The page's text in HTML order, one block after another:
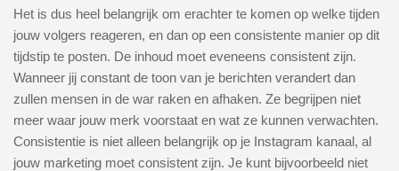
Het is dus heel belangrijk om erachter te komen op welke tijden
jouw volgers reageren, en dan op een consistente manier op dit
tijdstip te posten. De inhoud moet eveneens consistent zijn.
Wanneer jij constant de toon van je berichten verandert dan
zullen mensen in de war raken en afhaken. Ze begrijpen niet
meer waar jouw merk voorstaat en wat ze kunnen verwachten.
Consistentie is niet alleen belangrijk op je Instagram kanaal, al
jouw marketing moet consistent zijn. Je kunt bijvoorbeeld niet